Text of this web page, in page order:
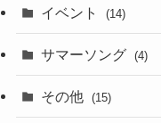
イベント (14)
サマーソング (4)
その他 (15)